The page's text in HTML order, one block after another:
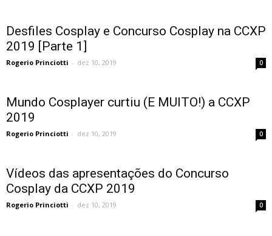
Desfiles Cosplay e Concurso Cosplay na CCXP
2019 [Parte 1]
Rogerio Princiotti - dez 10, 2019 0
Mundo Cosplayer curtiu (E MUITO!) a CCXP
2019
Rogerio Princiotti - dez 10, 2019 0
Vídeos das apresentações do Concurso
Cosplay da CCXP 2019
Rogerio Princiotti - dez 10, 2019 0